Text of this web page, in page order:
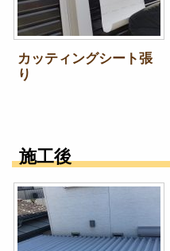
カッティングシート張
り
施工後